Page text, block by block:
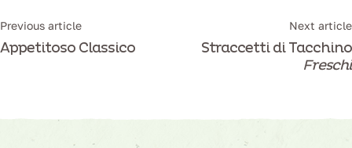
Previous article
Appetitoso Classico
Next article
Straccetti di Tacchino
Freschi